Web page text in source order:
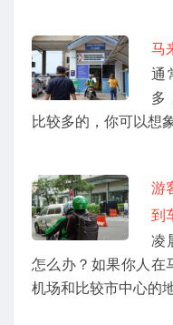
马
通
多
比较多的，你可以想
游
到
凌
怎么办？如果你人在
机场和比较市中心的